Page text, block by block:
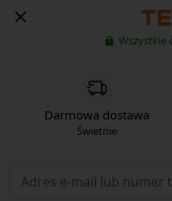
Wszystkie
Darmowa dostawa
Świetnie